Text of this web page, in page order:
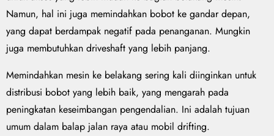
Namun, hal ini juga memindahkan bobot ke gandar depan,
yang dapat berdampak negatif pada penanganan. Mungkin
juga membutuhkan driveshaft yang lebih panjang.
Memindahkan mesin ke belakang sering kali diinginkan untuk
distribusi bobot yang lebih baik, yang mengarah pada
peningkatan keseimbangan pengendalian. Ini adalah tujuan
umum dalam balap jalan raya atau mobil drifting.